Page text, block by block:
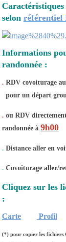
Caractéristiques
selon référentiel
Informations
randonnée :
. RDV covoiturage
pour un départ
. ou RDV
randonnée à 9h00
. Distance aller en
. Covoiturage aller/
Cliquez sur les
:
Carte Profil
(*) pour copier les